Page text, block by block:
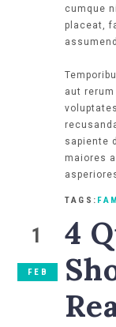
TAGS:
cumque
placeat,
aut
sapiente
maiores
4
1
FEB